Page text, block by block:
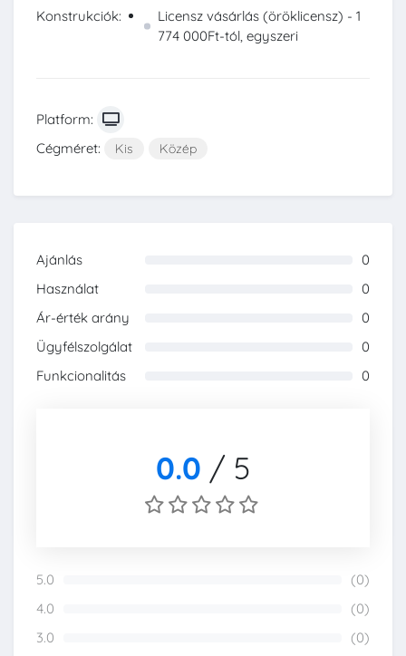
Konstrukciók:
Licensz vásárlás (öröklicensz) - 1
774 000Ft-tól, egyszeri
Platform:
Cégméret:
Kis Közép
Ajánlás
0
Használat
0
Ár-érték arány
0
Ügyfélszolgálat
0
Funkcionalitás
0
0.0 / 5
5.0
(0)
4.0
(0)
3.0
(0)